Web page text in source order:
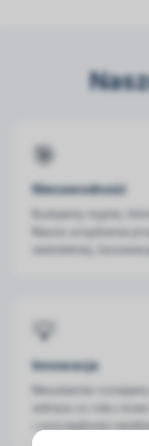
🎯
Niezawodność
Budujemy myjnie,
Nasze urządzenia
wieloletniej,
💡
Innowacja
Nieustannie
wdraża co roku
i oszczędności